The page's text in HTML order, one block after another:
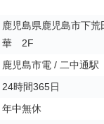
鹿児島県鹿児島市下
華 2F
鹿児島市電 / 二中通
24時間365日
年中無休